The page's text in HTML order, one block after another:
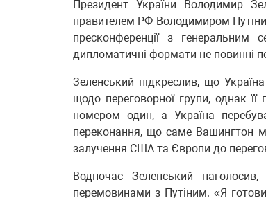
Президент України Володимир
правителем РФ Володимиром
пресконференції з
дипломатичні формати не повинні
Зеленський підкреслив, що
щодо переговорної групи, однак
номером один, а Україна
переконання, що саме Вашингтон
залучення США та Європи до
Водночас Зеленський
перемовинами з Путіним. «Я